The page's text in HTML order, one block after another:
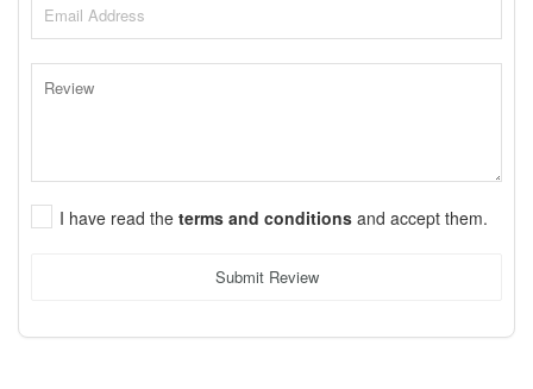
I have read the terms and conditions and accept them.
Submit Review